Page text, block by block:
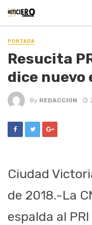
PORTADA
Resucita
dice
By REDACCION
Ciudad
de 2018.-La
espalda al